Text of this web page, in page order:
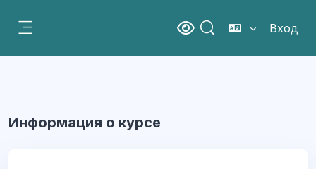
Версия для
Изменить данные
Вход
Информация о курсе